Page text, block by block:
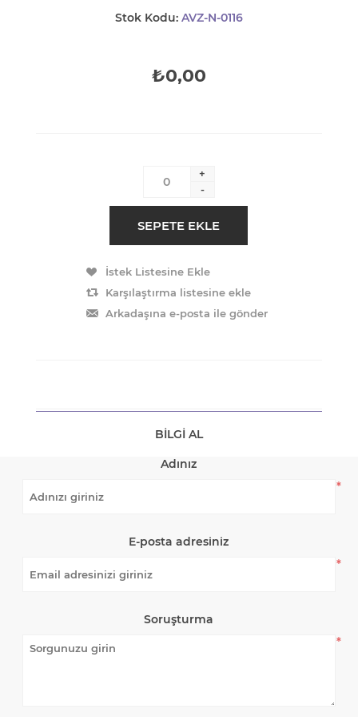
Stok Kodu: AVZ-N-0116
₺0,00
+
-
BILGI AL
Adınız
*
E-posta adresiniz
*
Soruşturma
*